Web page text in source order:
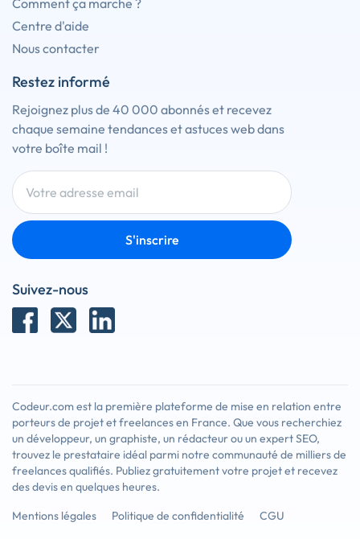
Comment ça marche ?
Centre d'aide
Nous contacter
Restez informé
Rejoignez plus de 40 000 abonnés et recevez
chaque semaine tendances et astuces web dans
votre boîte mail !
S'inscrire
Suivez-nous
Codeur.com est la première plateforme de mise en relation entre
porteurs de projet et freelances en France. Que vous recherchiez
un développeur, un graphiste, un rédacteur ou un expert SEO,
trouvez le prestataire idéal parmi notre communauté de milliers de
freelances qualifiés. Publiez gratuitement votre projet et recevez
des devis en quelques heures.
Mentions légales
Politique de confidentialité
CGU